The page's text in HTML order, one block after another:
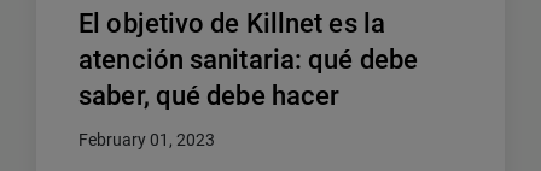
El objetivo de Killnet es la
atención sanitaria: qué debe
saber, qué debe hacer
February 01, 2023